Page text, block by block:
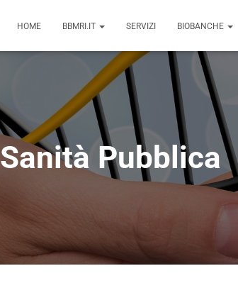
HOME BBMRI.IT SERVIZI BIOBANCHE
Sanità Pubblica